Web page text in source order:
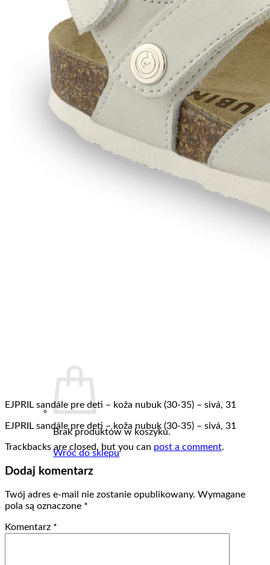
Brak produktów w koszyku.
Wróć do sklepu
EJPRIL sandále pre deti – koža nubuk (30-35) – sivá, 31
EJPRIL sandále pre deti – koža nubuk (30-35) – sivá, 31
Trackbacks are closed, but you can post a comment.
Dodaj komentarz
Twój adres e-mail nie zostanie opublikowany. Wymagane
pola są oznaczone *
Komentarz *